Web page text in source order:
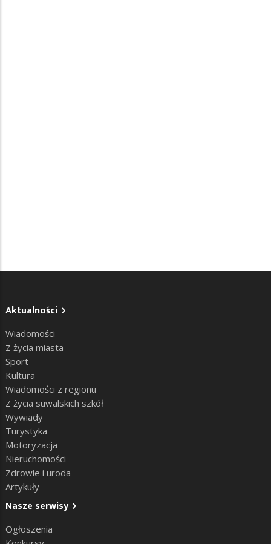
Aktualności
Wiadomości
Z życia miasta
Sport
Kultura
Wiadomości z regionu
Z życia suwalskich szkół
Wywiady
Turystyka
Motoryzacja
Nieruchomości
Zdrowie i uroda
Artykuły
Nasze serwisy
Ogłoszenia